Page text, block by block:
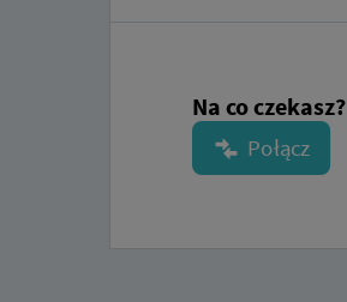
Na co czekasz?